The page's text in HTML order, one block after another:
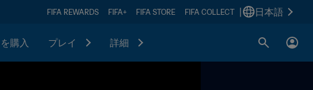
FIFA REWARDS FIFA+ FIFA STORE FIFA COLLECT 日本語
購入 プレイ 詳細